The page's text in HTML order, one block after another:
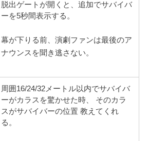
脱出ゲートが開くと、追加でサバイバ
ーを5秒間表示する。
幕が下りる前、演劇ファンは最後のア
ナウンスを聞き逃さない。
周囲16/24/32メートル以内でサバイバ
ーがカラスを驚かせた時、 そのカラ
スがサバイバーの位置 教えてくれ
る。